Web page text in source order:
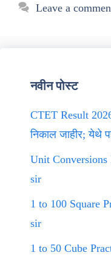
Leave a
नवीन पोस्ट
CTET Result
निकाल जाहीर; येथे
Unit Conversions
sir
1 to 100 Square
sir
1 to 50 Cube